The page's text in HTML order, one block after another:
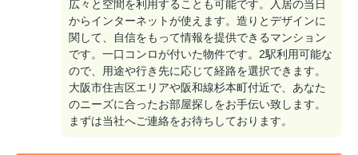
広々と空間を利用することも可能です。入居の当日
からインターネットが使えます。造りとデザインに
関して、自信をもって情報を提供できるマンション
です。一口コンロが付いた物件です。2駅利用可能な
ので、用途や行き先に応じて経路を選択できます。
大阪市住吉区エリアや阪和線杉本町付近で、あなた
のニーズに合ったお部屋探しをお手伝い致します。
まずは当社へご連絡をお待ちしております。